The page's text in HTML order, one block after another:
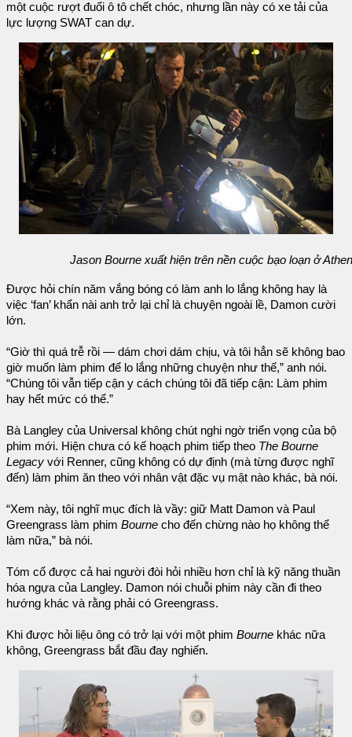
một cuộc rượt đuổi ô tô chết chóc, nhưng lần này có xe tải của
lực lượng SWAT can dự.
Jason Bourne xuất hiện trên nền cuộc bạo loạn ở
Được hỏi chín năm vắng bóng có làm anh lo lắng không hay là
việc ‘fan’ khẩn nài anh trở lại chỉ là chuyện ngoài lề, Damon cười
lớn.
“Giờ thì quá trễ rồi — dám chơi dám chịu, và tôi hẳn sẽ không bao
giờ muốn làm phim để lo lắng những chuyện như thế,” anh nói.
“Chúng tôi vẫn tiếp cận y cách chúng tôi đã tiếp cận: Làm phim
hay hết mức có thể.”
Bà Langley của Universal không chút nghi ngờ triển vọng của bộ
phim mới. Hiện chưa có kế hoạch phim tiếp theo The Bourne
Legacy với Renner, cũng không có dự định (mà từng được nghĩ
đến) làm phim ăn theo với nhân vật đặc vụ mật nào khác, bà nói.
“Xem này, tôi nghĩ mục đích là vầy: giữ Matt Damon và Paul
Greengrass làm phim Bourne cho đến chừng nào họ không thể
làm nữa,” bà nói.
Tóm cổ được cả hai người đòi hỏi nhiều hơn chỉ là kỹ năng thuần
hóa ngựa của Langley. Damon nói chuỗi phim này cần đi theo
hướng khác và rằng phải có Greengrass.
Khi được hỏi liệu ông có trở lại với một phim Bourne khác nữa
không, Greengrass bắt đầu đay nghiến.